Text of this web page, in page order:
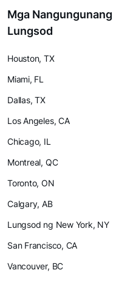
Mga Nangungunang
Lungsod
Houston, TX
Miami, FL
Dallas, TX
Los Angeles, CA
Chicago, IL
Montreal, QC
Toronto, ON
Calgary, AB
Lungsod ng New York, NY
San Francisco, CA
Vancouver, BC